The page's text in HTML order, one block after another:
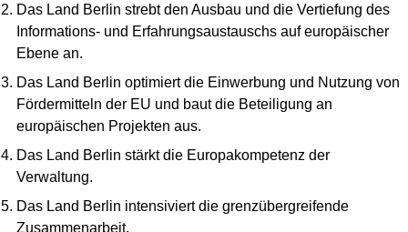
Das Land Berlin strebt den Ausbau und die Vertiefung des
Informations- und Erfahrungsaustauschs auf europäischer
Ebene an.
Das Land Berlin optimiert die Einwerbung und Nutzung von
Fördermitteln der EU und baut die Beteiligung an
europäischen Projekten aus.
Das Land Berlin stärkt die Europakompetenz der
Verwaltung.
Das Land Berlin intensiviert die grenzübergreifende
Zusammenarbeit.